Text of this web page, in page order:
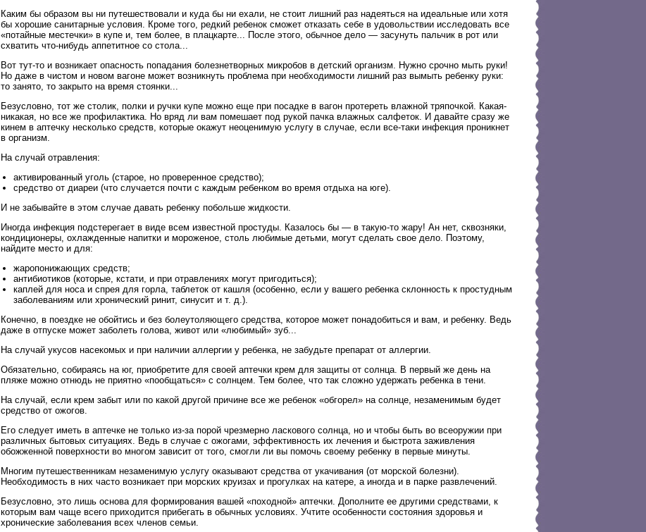
Каким бы образом вы ни путешествовали и куда бы ни ехали, не стоит лишний раз надеяться на идеальные или хотя
бы хорошие санитарные условия. Кроме того, редкий ребенок сможет отказать себе в удовольствии исследовать все
«потайные местечки» в купе и, тем более, в плацкарте... После этого, обычное дело — засунуть пальчик в рот или
схватить что-нибудь аппетитное со стола...
Вот тут-то и возникает опасность попадания болезнетворных микробов в детский организм. Нужно срочно мыть руки!
Но даже в чистом и новом вагоне может возникнуть проблема при необходимости лишний раз вымыть ребенку руки:
то занято, то закрыто на время стоянки...
Безусловно, тот же столик, полки и ручки купе можно еще при посадке в вагон протереть влажной тряпочкой. Какая-
никакая, но все же профилактика. Но вряд ли вам помешает под рукой пачка влажных салфеток. И давайте сразу же
кинем в аптечку несколько средств, которые окажут неоценимую услугу в случае, если все-таки инфекция проникнет
в организм.
На случай отравления:
активированный уголь (старое, но проверенное средство);
средство от диареи (что случается почти с каждым ребенком во время отдыха на юге).
И не забывайте в этом случае давать ребенку побольше жидкости.
Иногда инфекция подстерегает в виде всем известной простуды. Казалось бы — в такую-то жару! Ан нет, сквозняки,
кондиционеры, охлажденные напитки и мороженое, столь любимые детьми, могут сделать свое дело. Поэтому,
найдите место и для:
жаропонижающих средств;
антибиотиков (которые, кстати, и при отравлениях могут пригодиться);
каплей для носа и спрея для горла, таблеток от кашля (особенно, если у вашего ребенка склонность к простудным
заболеваниям или хронический ринит, синусит и т. д.).
Конечно, в поездке не обойтись и без болеутоляющего средства, которое может понадобиться и вам, и ребенку. Ведь
даже в отпуске может заболеть голова, живот или «любимый» зуб...
На случай укусов насекомых и при наличии аллергии у ребенка, не забудьте препарат от аллергии.
Обязательно, собираясь на юг, приобретите для своей аптечки крем для защиты от солнца. В первый же день на
пляже можно отнюдь не приятно «пообщаться» с солнцем. Тем более, что так сложно удержать ребенка в тени.
На случай, если крем забыт или по какой другой причине все же ребенок «обгорел» на солнце, незаменимым будет
средство от ожогов.
Его следует иметь в аптечке не только из-за порой чрезмерно ласкового солнца, но и чтобы быть во всеоружии при
различных бытовых ситуациях. Ведь в случае с ожогами, эффективность их лечения и быстрота заживления
обожженной поверхности во многом зависит от того, смогли ли вы помочь своему ребенку в первые минуты.
Многим путешественникам незаменимую услугу оказывают средства от укачивания (от морской болезни).
Необходимость в них часто возникает при морских круизах и прогулках на катере, а иногда и в парке развлечений.
Безусловно, это лишь основа для формирования вашей «походной» аптечки. Дополните ее другими средствами, к
которым вам чаще всего приходится прибегать в обычных условиях. Учтите особенности состояния здоровья и
хронические заболевания всех членов семьи.